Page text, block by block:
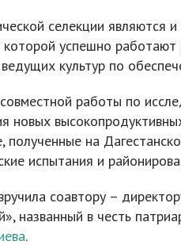
селекции
успешно
культур по
работы по
новых
полученные на
испытания и
соавтору –
названный в честь
.